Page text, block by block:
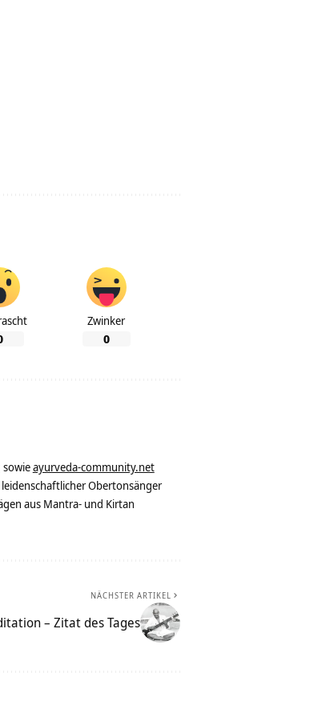
Zwinker
0
sowieayurveda-community.net
Obertonsänger
aus Mantra- und Kirtan
NÄCHSTER ARTIKEL
– Zitat des Tages